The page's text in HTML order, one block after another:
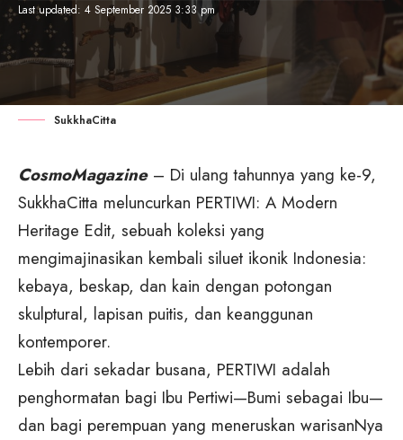
Last updated: 4 September 2025 3:33 pm
SukkhaCitta
CosmoMagazine– Di ulang tahunnya yang ke-9,
SukkhaCitta meluncurkan PERTIWI: A Modern
Heritage Edit, sebuah koleksi yang
mengimajinasikan kembali siluet ikonik Indonesia:
kebaya, beskap, dan kain dengan potongan
skulptural, lapisan puitis, dan keanggunan
kontemporer.
Lebih dari sekadar busana, PERTIWI adalah
penghormatan bagi Ibu Pertiwi—Bumi sebagai Ibu—
dan bagi perempuan yang meneruskan warisanNya